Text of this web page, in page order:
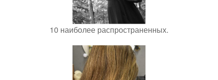
10 наиболее распространенных.